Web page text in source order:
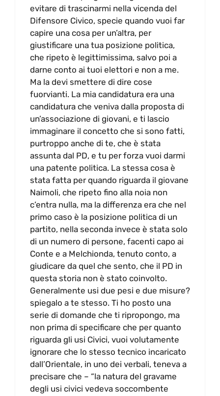
evitare di trascinarmi nella vicenda del
Difensore Civico, specie quando vuoi far
capire una cosa per un’altra, per
giustificare una tua posizione politica,
che ripeto è legittimissima, salvo poi a
darne conto ai tuoi elettori e non a me.
Ma la devi smettere di dire cose
fuorvianti. La mia candidatura era una
candidatura che veniva dalla proposta di
un’associazione di giovani, e ti lascio
immaginare il concetto che si sono fatti,
purtroppo anche di te, che è stata
assunta dal PD, e tu per forza vuoi darmi
una patente politica. La stessa cosa è
stata fatta per quando riguarda il giovane
Naimoli, che ripeto fino alla noia non
c’entra nulla, ma la differenza era che nel
primo caso è la posizione politica di un
partito, nella seconda invece è stata solo
di un numero di persone, facenti capo ai
Conte e a Melchionda, tenuto conto, a
giudicare da quel che sento, che il PD in
questa storia non è stato coinvolto.
Generalmente usi due pesi e due misure?
spiegalo a te stesso. Ti ho posto una
serie di domande che ti ripropongo, ma
non prima di specificare che per quanto
riguarda gli usi Civici, vuoi volutamente
ignorare che lo stesso tecnico incaricato
dall’Orientale, in uno dei verbali, teneva a
precisare che – “la natura del gravame
degli usi civici vedeva soccombente